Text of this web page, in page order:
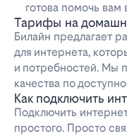
готова помочь
Тарифы на
Билайн предлагает
для интернета,
и потребностей. Мы
качества по
Как подключить
Подключить
простого. Просто